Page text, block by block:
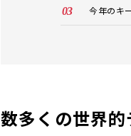
今年のキ
数多くの世界